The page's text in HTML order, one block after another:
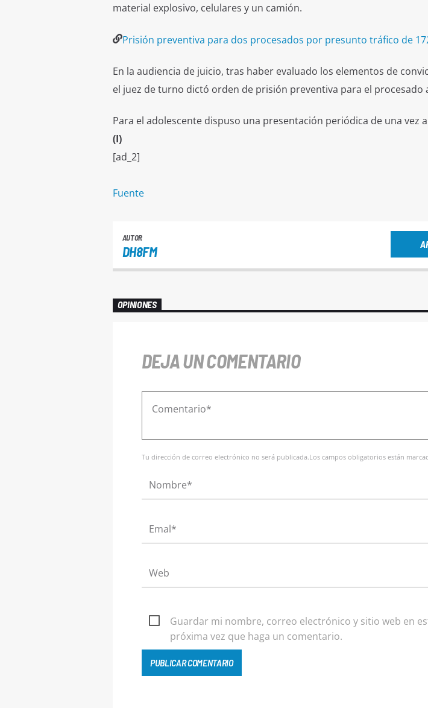
material explosivo, celulares y un camión.
Prisión preventiva para dos procesados por presunto tráfico de
En la audiencia de juicio, tras haber evaluado los elementos de
el juez de turno dictó orden de prisión preventiva para el procesado
Para el adolescente dispuso una presentación periódica de una vez
(I)
[ad_2]
Fuente
AUTOR
DH8FM
OPINIONES
DEJA UN COMENTARIO
Tu dirección de correo electrónico no será publicada.Los campos obligatorios están
Guardar mi nombre, correo electrónico y sitio web en
próxima vez que haga un comentario.